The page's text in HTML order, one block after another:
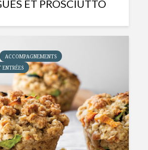
ET PROSCIUTTO
ACCOMPAGNEMENTS
ENTRÉES